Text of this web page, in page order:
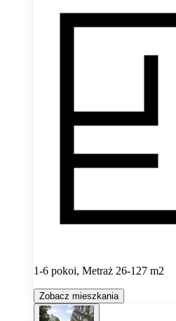
1-6 pokoi, Metraż 26-127 m2
Zobacz mieszkania